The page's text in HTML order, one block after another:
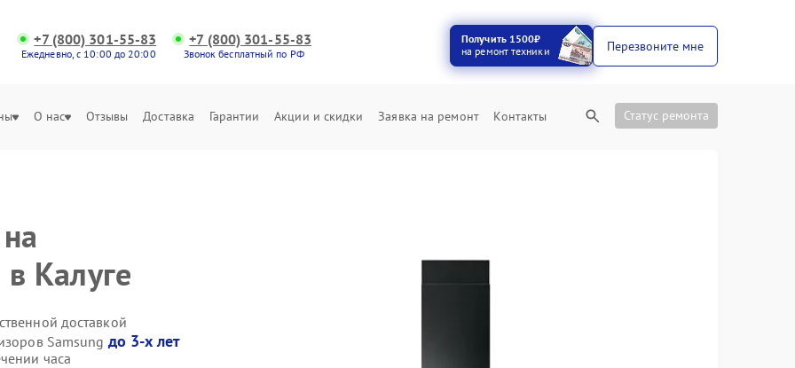
+7 (800) 301-55-83
Ежедневно, с 10:00 до 20:00
+7 (800) 301-55-83
Звонок бесплатный по РФ
Получить 1500₽
на ремонт техники
Перезвоните мне
О нас Отзывы Доставка Гарантии Акции и скидки Заявка на ремонт Контакты Статус ремонта
Калуге
доставкой
Samsung до 3-х лет
часа